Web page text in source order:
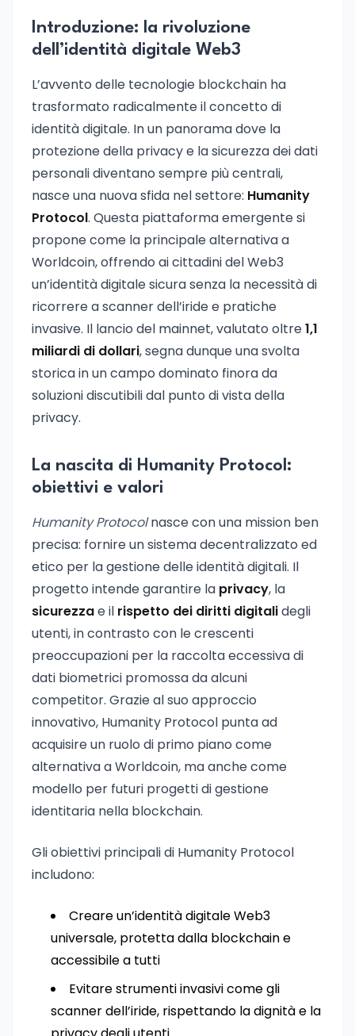
Introduzione: la rivoluzione
dell’identità digitale Web3
L’avvento delle tecnologie blockchain ha
trasformato radicalmente il concetto di
identità digitale. In un panorama dove la
protezione della privacy e la sicurezza dei dati
personali diventano sempre più centrali,
nasce una nuova sfida nel settore: Humanity
Protocol. Questa piattaforma emergente si
propone come la principale alternativa a
Worldcoin, offrendo ai cittadini del Web3
un’identità digitale sicura senza la necessità di
ricorrere a scanner dell’iride e pratiche
invasive. Il lancio del mainnet, valutato oltre1,1
miliardi di dollari, segna dunque una svolta
storica in un campo dominato finora da
soluzioni discutibili dal punto di vista della
privacy.
La nascita di Humanity Protocol:
obiettivi e valori
Humanity Protocolnasce con una mission ben
precisa: fornire un sistema decentralizzato ed
etico per la gestione delle identità digitali. Il
progetto intende garantire la privacy, la
sicurezzae il rispetto dei diritti digitalidegli
utenti, in contrasto con le crescenti
preoccupazioni per la raccolta eccessiva di
dati biometrici promossa da alcuni
competitor. Grazie al suo approccio
innovativo, Humanity Protocol punta ad
acquisire un ruolo di primo piano come
alternativa a Worldcoin, ma anche come
modello per futuri progetti di gestione
identitaria nella blockchain.
Gli obiettivi principali di Humanity Protocol
includono:
Creare un’identità digitale Web3
universale, protetta dalla blockchain e
accessibile a tutti
Evitare strumenti invasivi come gli
scanner dell’iride, rispettando la dignità e la